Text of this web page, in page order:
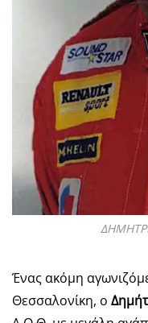
Ένας ακόμη
Θεσσαλονίκη, ο